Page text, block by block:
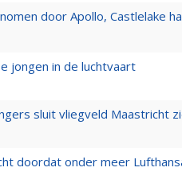
door Apollo, Castlelake
jongen in de luchtvaart
sluit vliegveld Maastricht
doordat onder meer